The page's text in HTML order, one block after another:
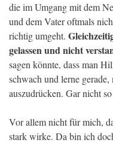
die im Umgang mit dem
und dem Vater oftmals
richtig umgeht.
gelassen und nicht
sagen könnte, dass man
schwach und lerne
auszudrücken. Gar nicht
Vor allem nicht für mich,
stark wirke. Da bin ich